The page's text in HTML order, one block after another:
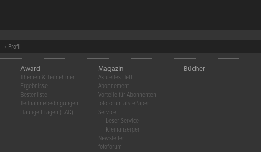
» Profil
Award
Themen & Teilnehmen
Ergebnisse
Bestenliste
Teilnahmebedingungen
Häufige Fragen (FAQ)
Magazin
Aktuelles Heft
Abonnement
Vorteile für Abonnenten
fotoforum als ePaper
Service
Leser-Service
Kleinanzeigen
Newsletter
fotoforum
Bücher